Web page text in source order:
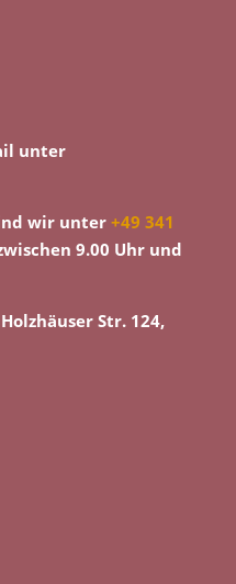
unter
wir unter +49 341
9.00 Uhr und
Str. 124,